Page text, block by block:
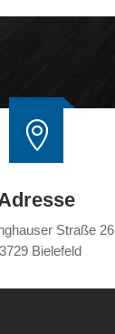

Straße 26
Bielefeld